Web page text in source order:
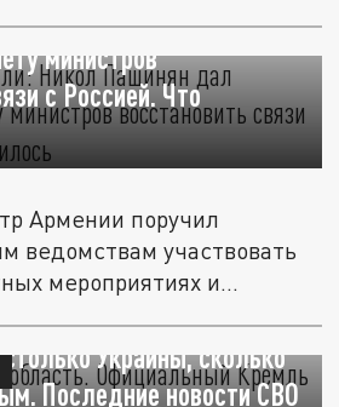
Никол Пашинян дал
министров
с Россией. Что
Армении поручил
ведомствам участвовать
мероприятиях и...
область. Официальный
Украины, сколько
Последние новости СВО